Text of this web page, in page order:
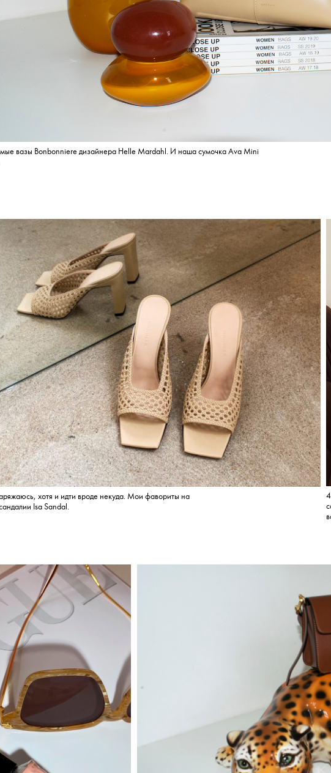
вазы Bonbonniere дизайнера Helle Mardahl. И наша сумочка Ava Mini
хотя и идти вроде некуда. Мои фавориты на
Isa Sandal.